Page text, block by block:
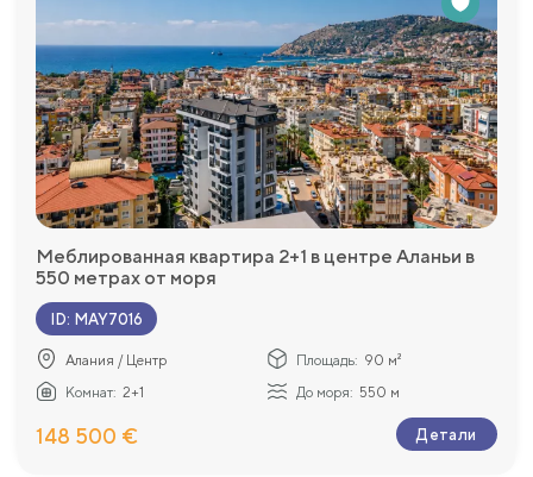
Меблированная квартира 2+1 в центре Аланьи в
550 метрах от моря
ID: MAY7016
Алания / Центр Площадь: 90 м²
Комнат: 2+1 До моря: 550 м
148 500 € Детали